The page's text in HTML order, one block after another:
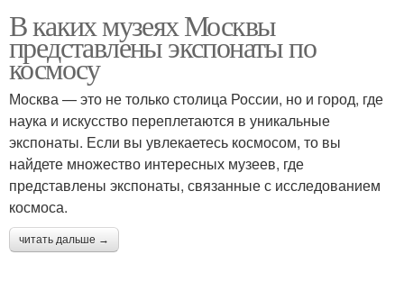
В каких музеях Москвы
представлены экспонаты по
космосу
Москва — это не только столица России, но и город, где
наука и искусство переплетаются в уникальные
экспонаты. Если вы увлекаетесь космосом, то вы
найдете множество интересных музеев, где
представлены экспонаты, связанные с исследованием
космоса.
читать дальше →